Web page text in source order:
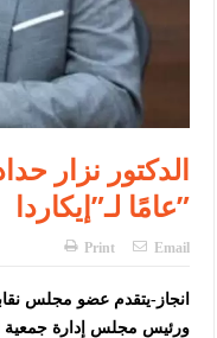
القاضي
الدكتور نزار
عامًا لـ”إيكاردا”
Print Email
انجاز-يتقدم عضو مجلس
ورئيس مجلس إدارة جمعية